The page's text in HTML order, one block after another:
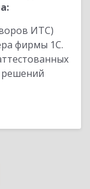
ИТС)
фирмы 1С.
решений